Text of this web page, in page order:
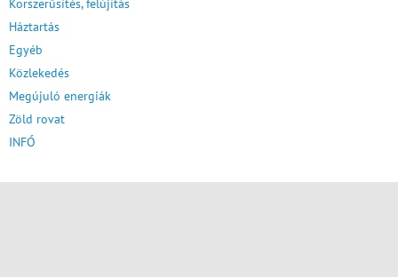
Háztartás
Egyéb
Közlekedés
Megújuló energiák
Zöld rovat
INFÓ